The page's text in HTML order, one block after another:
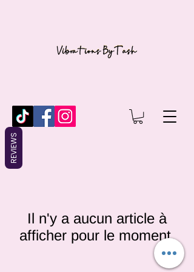
Il n'y a aucun article à
afficher pour le moment.
REVIEWS